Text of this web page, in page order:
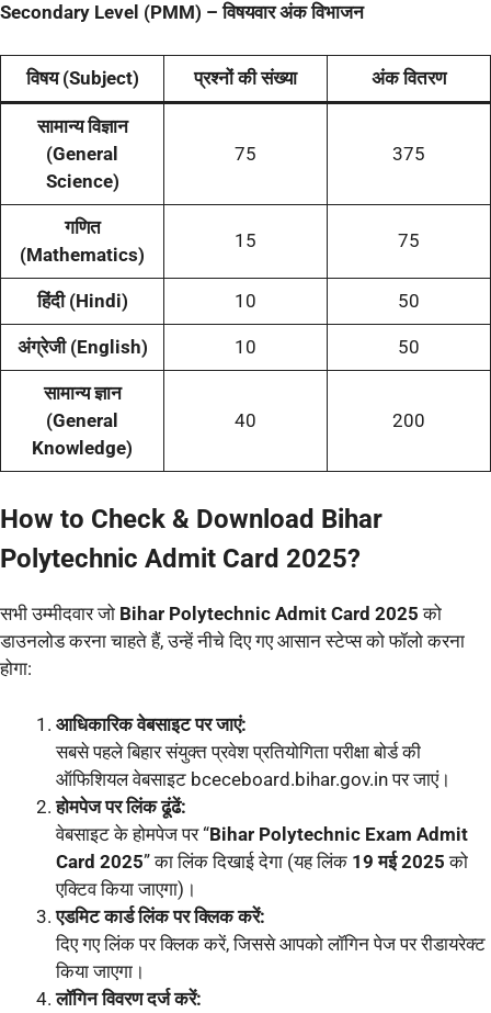
Secondary Level (PMM) – विषयवार अंक विभाजन
विषय (Subject) प्रश्नों की संख्या अंक वितरण
सामान्य विज्ञान
(General
Science)
75 375
गणित
(Mathematics)
15 75
हिंदी (Hindi) 10 50
अंग्रेजी (English) 10 50
सामान्य ज्ञान
(General
Knowledge)
40 200
How to Check & Download Bihar
Polytechnic Admit Card 2025?
सभी उम्मीदवार जो Bihar Polytechnic Admit Card 2025 को
डाउनलोड करना चाहते हैं, उन्हें नीचे दिए गए आसान स्टेप्स को फॉलो करना
होगा:
आधिकारिक वेबसाइट पर जाएं:
सबसे पहले बिहार संयुक्त प्रवेश प्रतियोगिता परीक्षा बोर्ड की
ऑफिशियल वेबसाइट bceceboard.bihar.gov.in पर जाएं।
होमपेज पर लिंक ढूंढें:
वेबसाइट के होमपेज पर “Bihar Polytechnic Exam Admit
Card 2025” का लिंक दिखाई देगा (यह लिंक 19 मई 2025 को
एक्टिव किया जाएगा)।
एडमिट कार्ड लिंक पर क्लिक करें:
दिए गए लिंक पर क्लिक करें, जिससे आपको लॉगिन पेज पर रीडायरेक्ट
किया जाएगा।
लॉगिन विवरण दर्ज करें: